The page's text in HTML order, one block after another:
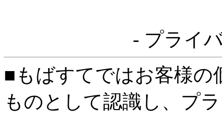
- プライ
■もばすてではお客様の
ものとして認識し、プ